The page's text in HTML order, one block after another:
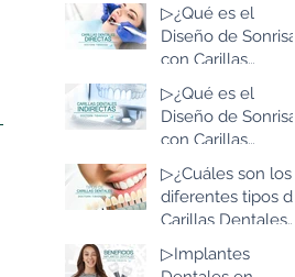
Indirectas?
▷¿Qué es el
Diseño de Sonrisa
con Carillas
Dentales Directas
en Resina de Alta
Estética?
▷¿Qué es el
Diseño de Sonrisa
con Carillas
Dentales
Indirectas en
Resina de Alta
▷¿Cuáles son los
diferentes tipos de
Carillas Dentales
que existen?
▷Implantes